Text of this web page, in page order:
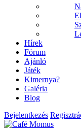
Hírek
Fórum
Ajánló
Játék
Kimernya?
Galéria
Blog
Bejelentkezés